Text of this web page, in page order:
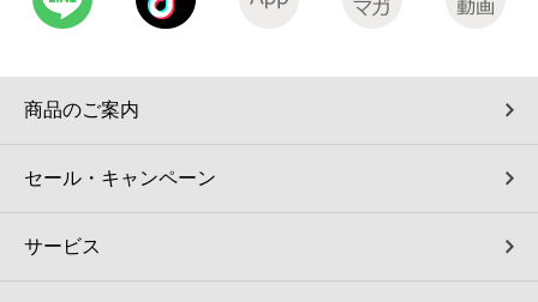
商品のご案内
セール・キャンペーン
サービス